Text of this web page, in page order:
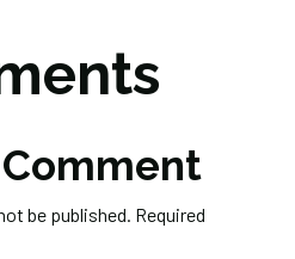
be published. Required